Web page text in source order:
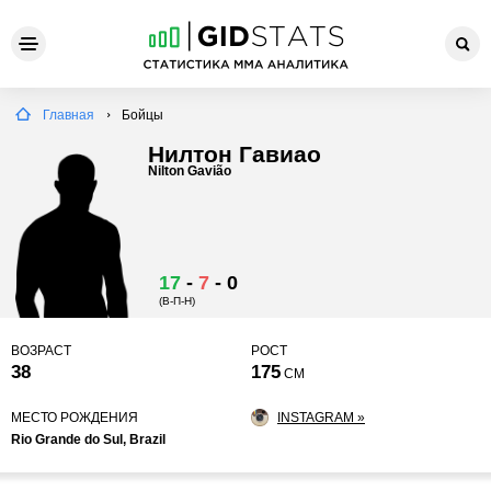
Главная Бойцы
Нилтон Гавиао
Nilton Gavião
17 - 7 - 0
(В-П-Н)
ВОЗРАСТ
38
РОСТ
175 СМ
МЕСТО РОЖДЕНИЯ
Rio Grande do Sul, Brazil
INSTAGRAM »